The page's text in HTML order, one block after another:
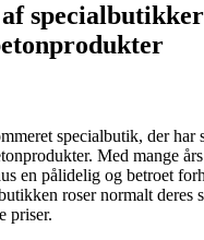
specialbutik, der har
Med mange
en pålidelig og betroet
roser normalt deres
priser.